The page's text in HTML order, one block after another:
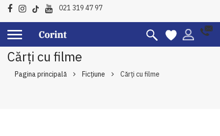
021 319 47 97
Cărți cu filme
Pagina principală Ficțiune Cărți cu filme